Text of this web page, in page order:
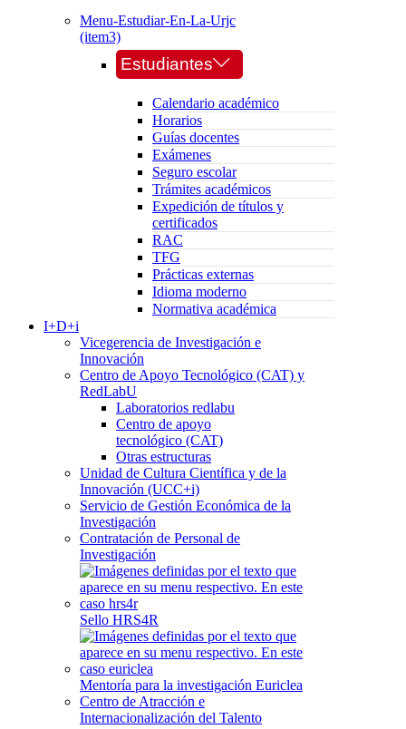
Menu-Estudiar-En-La-Urjc
(item3)
Estudiantes
Calendario académico
Horarios
Guías docentes
Exámenes
Seguro escolar
Trámites académicos
Expedición de títulos y
certificados
RAC
TFG
Prácticas externas
Idioma moderno
Normativa académica
I+D+i
Vicegerencia de Investigación e
Innovación
Centro de Apoyo Tecnológico (CAT) y
RedLabU
Laboratorios redlabu
Centro de apoyo
tecnológico (CAT)
Otras estructuras
Unidad de Cultura Científica y de la
Innovación (UCC+i)
Servicio de Gestión Económica de la
Investigación
Contratación de Personal de
Investigación
Sello HRS4R
Mentoría para la investigación Euriclea
Centro de Atracción e
Internacionalización del Talento